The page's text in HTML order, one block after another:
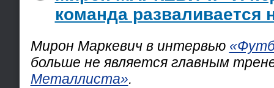
команда разваливается
Мирон Маркевич в интервью
больше не является главным
Металлиста».